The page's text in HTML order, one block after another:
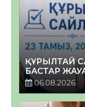
ҚҰРЫЛТАЙ
БАСТАР
06.08.2026